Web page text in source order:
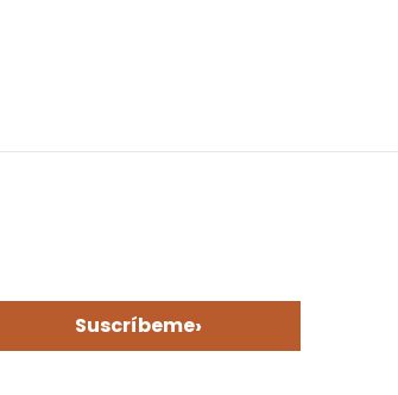
Suscríbeme›